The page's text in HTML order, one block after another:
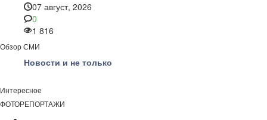
07 август, 2026
0
1 816
Обзор СМИ
Новости и не только
Интересное
ФОТОРЕПОРТАЖИ